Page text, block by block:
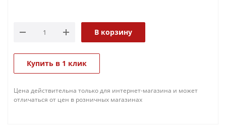
В корзину
Купить в 1 клик
Цена действительна только для интернет-магазина и может
отличаться от цен в розничных магазинах